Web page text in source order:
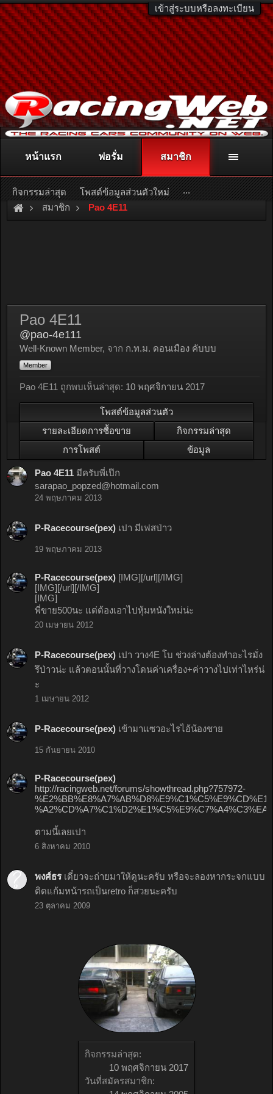
เข้าสู่ระบบหรือลงทะเบียน
ติดต่อลงโฆษณา racingweb@gmail.comหรือโทร. 081-811-1138
หรืออ่านรายละเอียดเพิ่มเติม คลิกที่นี่
สมาชิก Pao 4E11
กิจกรรมล่าสุด:
10 พฤศจิกายน 2017
วันที่สมัครสมาชิก:
Pao 4E11
@pao-4e111
Well-Known Member, จาก ก.ท.ม. ดอนเมือง คับบบ
Member
Pao 4E11 ถูกพบเห็นล่าสุด: 10 พฤศจิกายน 2017
โพสต์ข้อมูลส่วนตัว
รายละเอียดการซื้อขาย
กิจกรรมล่าสุด
การโพสต์
ข้อมูล
Pao 4E11 มีครับพี่เป๊ก
sarapao_popzed@hotmail.com
24 พฤษภาคม 2013
P-Racecourse(pex) เปา มีเฟสป่าว
19 พฤษภาคม 2013
P-Racecourse(pex) [IMG][/url][/IMG]
[IMG][/url][/IMG]
[IMG]
พี่ขาย500นะ แต่ต้องเอาไปหุ้มหนังใหม่น่ะ
20 เมษายน 2012
P-Racecourse(pex) เปา วาง4E โบ ช่วงล่างต้องทำอะไรมั่ง
รึป่าวน่ะ แล้วตอนนั้นที่วางโดนค่าเครื่อง+ค่าวางไปเท่าไหร่น่
ะ
1 เมษายน 2012
P-Racecourse(pex) เข้ามาแซวอะไรไอ้น้องชาย
15 กันยายน 2010
P-Racecourse(pex)
http://racingweb.net/forums/showthread.php?757972-
ตามนี้เลยเปา
6 สิงหาคม 2010
พงศ์ธร เดี๋ยวจะถ่ายมาให้ดูนะครับ หรือจะลองหากระจกแบบ
ติดแก้มหน้ารถเป็นretro ก็สวยนะครับ
23 ตุลาคม 2009
หน้าแรก ฟอรั่ม สมาชิก
กิจกรรมล่าสุด โพสต์ข้อมูลส่วนตัวใหม่ ...